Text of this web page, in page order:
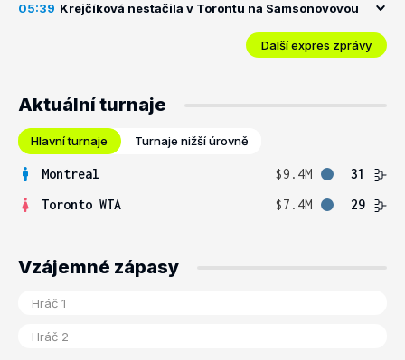
05:39 Krejčíková nestačila v Torontu na Samsonovovou
Další expres zprávy
Aktuální turnaje
Hlavní turnaje Turnaje nižší úrovně
Montreal $9.4M
31
Toronto WTA
$7.4M 29
Vzájemné zápasy